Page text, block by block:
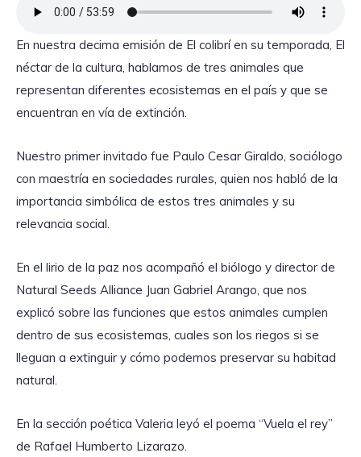
En nuestra decima emisión de El colibrí en su temporada, El
néctar de la cultura, hablamos de tres animales que
representan diferentes ecosistemas en el país y que se
encuentran en vía de extinción.
Nuestro primer invitado fue Paulo Cesar Giraldo, sociólogo
con maestría en sociedades rurales, quien nos habló de la
importancia simbólica de estos tres animales y su
relevancia social.
En el lirio de la paz nos acompañó el biólogo y director de
Natural Seeds Alliance Juan Gabriel Arango, que nos
explicó sobre las funciones que estos animales cumplen
dentro de sus ecosistemas, cuales son los riegos si se
lleguan a extinguir y cómo podemos preservar su habitad
natural.
En la sección poética Valeria leyó el poema “Vuela el rey”
de Rafael Humberto Lizarazo.